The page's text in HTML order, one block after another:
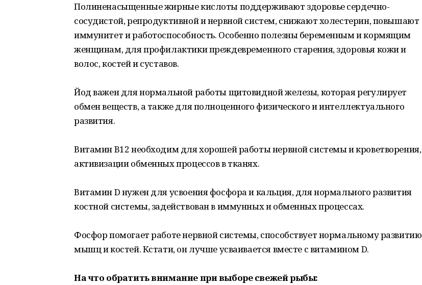
Полиненасыщенные жирные кислоты поддерживают здоровье сердечно-
сосудистой, репродуктивной и нервной систем, снижают холестерин, повышают
иммунитет и работоспособность. Особенно полезны беременным и кормящим
женщинам, для профилактики преждевременного старения, здоровья кожи и
волос, костей и суставов.
Йод важен для нормальной работы щитовидной железы, которая регулирует
обмен веществ, а также для полноценного физического и интеллектуального
развития.
Витамин B12 необходим для хорошей работы нервной системы и кроветворения,
активизации обменных процессов в тканях.
Витамин D нужен для усвоения фосфора и кальция, для нормального развития
костной системы, задействован в иммунных и обменных процессах.
Фосфор помогает работе нервной системы, способствует нормальному развитию
мышц и костей. Кстати, он лучше усваивается вместе с витамином D.
На что обратить внимание при выборе свежей рыбы: